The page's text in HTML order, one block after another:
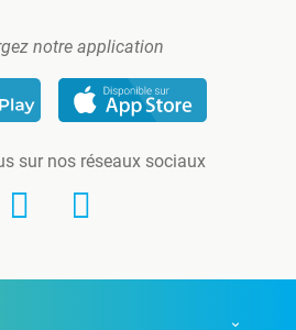
notre application
sur nos réseaux sociaux